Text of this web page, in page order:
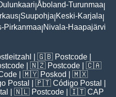
Åboland-Turunmaa
Suupohja Keski-Karjala
Pirkanmaa Nivala-Haapajärvi
| 🇬🇧 Postcode
| 🇳🇿 Postcode | 🇨🇦
| 🇲🇾 Poskod
| 🇲🇽
Postal | 🇵🇹 Código Postal
| 🇳🇱 Postcode | 🇮🇹 CAP